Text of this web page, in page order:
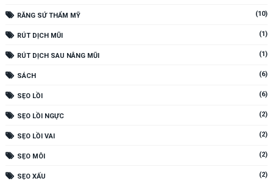
RĂNG SỨ THẨM MỸ (10)
RÚT DỊCH MŨI (1)
RÚT DỊCH SAU NÂNG MŨI (1)
SÁCH (6)
SẸO LỒI (6)
SẸO LỒI NGỰC (2)
SẸO LỒI VAI (2)
SẸO MÔI (2)
SẸO XẤU (2)